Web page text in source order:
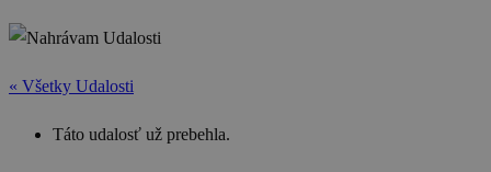
« Všetky Udalosti
Táto udalosť už prebehla.